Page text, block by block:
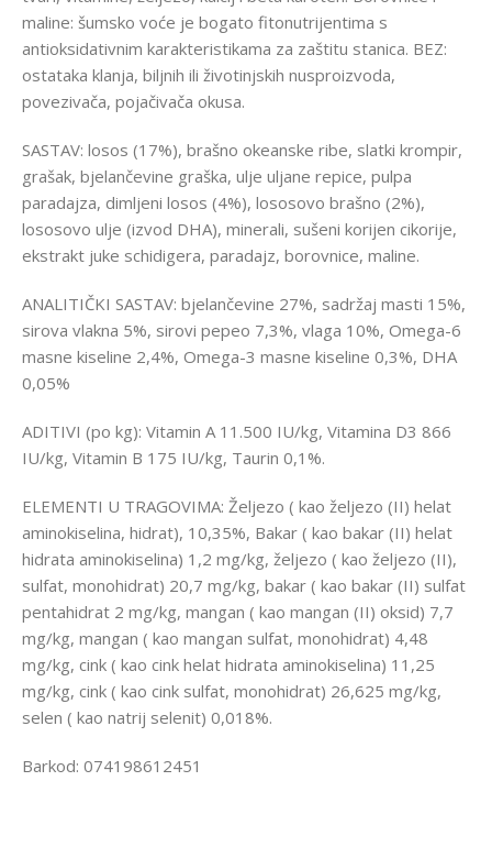
maline: šumsko voće je bogato fitonutrijentima s
antioksidativnim karakteristikama za zaštitu stanica. BEZ:
ostataka klanja, biljnih ili životinjskih nusproizvoda,
povezivača, pojačivača okusa.
SASTAV: losos (17%), brašno okeanske ribe, slatki krompir,
grašak, bjelančevine graška, ulje uljane repice, pulpa
paradajza, dimljeni losos (4%), lososovo brašno (2%),
lososovo ulje (izvod DHA), minerali, sušeni korijen cikorije,
ekstrakt juke schidigera, paradajz, borovnice, maline.
ANALITIČKI SASTAV: bjelančevine 27%, sadržaj masti 15%,
sirova vlakna 5%, sirovi pepeo 7,3%, vlaga 10%, Omega-6
masne kiseline 2,4%, Omega-3 masne kiseline 0,3%, DHA
0,05%
ADITIVI (po kg): Vitamin A 11.500 IU/kg, Vitamina D3 866
IU/kg, Vitamin B 175 IU/kg, Taurin 0,1%.
ELEMENTI U TRAGOVIMA: Željezo ( kao željezo (II) helat
aminokiselina, hidrat), 10,35%, Bakar ( kao bakar (II) helat
hidrata aminokiselina) 1,2 mg/kg, željezo ( kao željezo (II),
sulfat, monohidrat) 20,7 mg/kg, bakar ( kao bakar (II) sulfat
pentahidrat 2 mg/kg, mangan ( kao mangan (II) oksid) 7,7
mg/kg, mangan ( kao mangan sulfat, monohidrat) 4,48
mg/kg, cink ( kao cink helat hidrata aminokiselina) 11,25
mg/kg, cink ( kao cink sulfat, monohidrat) 26,625 mg/kg,
selen ( kao natrij selenit) 0,018%.
Barkod: 074198612451